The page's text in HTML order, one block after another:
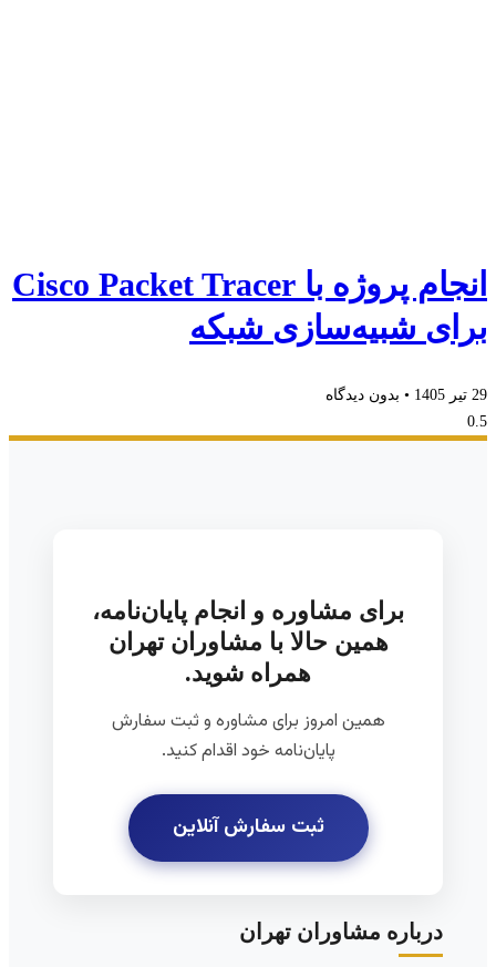
انجام پروژه با Cisco Packet Tracer
برای شبیه‌سازی شبکه
29 تیر 1405 بدون دیدگاه
برای مشاوره و انجام پایان‌نامه،
همین حالا با مشاوران تهران
همراه شوید.
همین امروز برای مشاوره و ثبت سفارش
پایان‌نامه خود اقدام کنید.
ثبت سفارش آنلاین
درباره مشاوران تهران